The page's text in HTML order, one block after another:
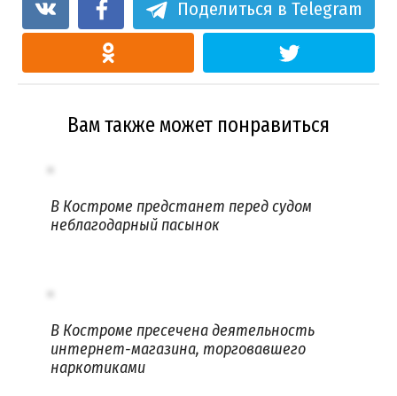
Поделиться в Telegram
Вам также может понравиться
В Костроме предстанет перед судом
неблагодарный пасынок
В Костроме пресечена деятельность
интернет-магазина, торговавшего
наркотиками